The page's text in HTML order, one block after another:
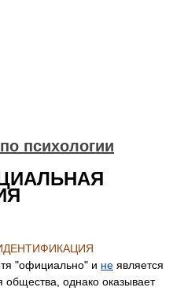
психологии
"официально" и не является
однако оказывает